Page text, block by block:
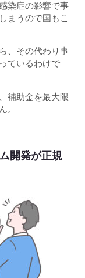
染症の影響で事
まうので国もこ
、その代わり事
ているわけで
補助金を最大限
。
開発が正規